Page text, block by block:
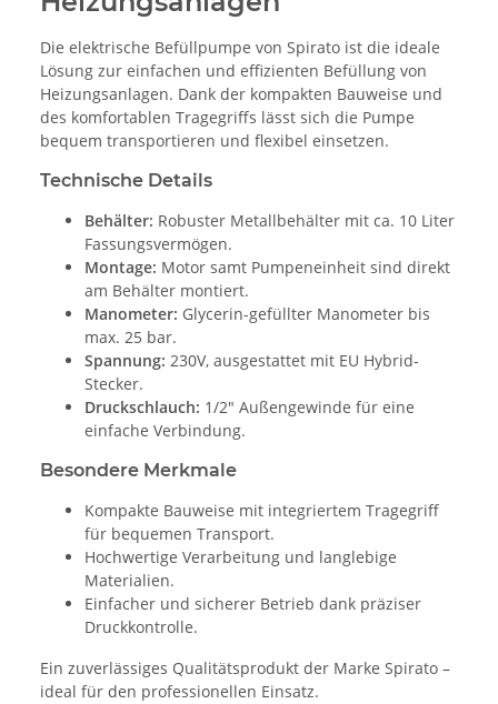
Die elektrische Befüllpumpe von Spirato ist die ideale
Lösung zur einfachen und effizienten Befüllung von
Heizungsanlagen. Dank der kompakten Bauweise und
des komfortablen Tragegriffs lässt sich die Pumpe
bequem transportieren und flexibel einsetzen.
Technische Details
Behälter: Robuster Metallbehälter mit ca. 10 Liter
Fassungsvermögen.
Montage: Motor samt Pumpeneinheit sind direkt
am Behälter montiert.
Manometer: Glycerin-gefüllter Manometer bis
max. 25 bar.
Spannung: 230V, ausgestattet mit EU Hybrid-
Stecker.
Druckschlauch: 1/2" Außengewinde für eine
einfache Verbindung.
Besondere Merkmale
Kompakte Bauweise mit integriertem Tragegriff
für bequemen Transport.
Hochwertige Verarbeitung und langlebige
Materialien.
Einfacher und sicherer Betrieb dank präziser
Druckkontrolle.
Ein zuverlässiges Qualitätsprodukt der Marke Spirato –
ideal für den professionellen Einsatz.